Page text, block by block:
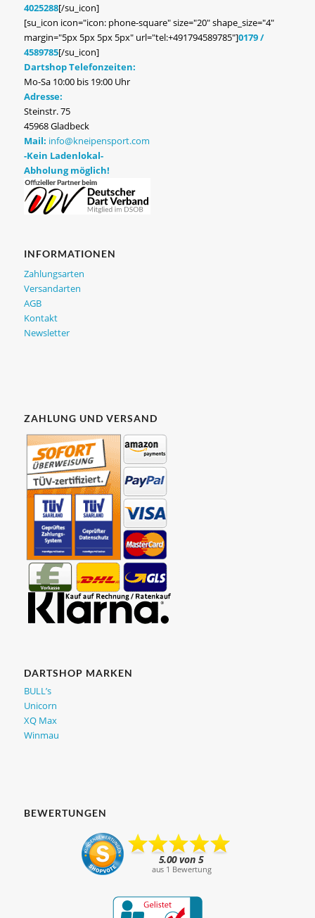
4025288[/su_icon]
[su_icon icon="icon: phone-square" size="20" shape_size="4"
margin="5px 5px 5px 5px" url="tel:+491794589785"]0179 /
4589785[/su_icon]
Dartshop Telefonzeiten:
Mo-Sa 10:00 bis 19:00 Uhr
Adresse:
Steinstr. 75
45968 Gladbeck
Mail: info@kneipensport.com
-Kein Ladenlokal-
Abholung möglich!
INFORMATIONEN
Zahlungsarten
Versandarten
AGB
Kontakt
Newsletter
ZAHLUNG UND VERSAND
DARTSHOP MARKEN
BULL’s
Unicorn
XQ Max
Winmau
BEWERTUNGEN